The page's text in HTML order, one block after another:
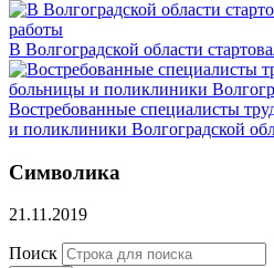
В Волгоградской области
Востребованные специалисты
и поликлиники Волгоградской
Символика
21.11.2019
Поиск